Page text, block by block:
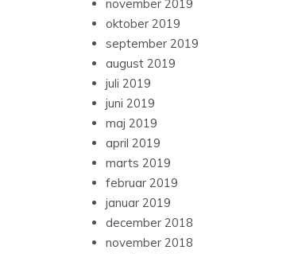
november 2019
oktober 2019
september 2019
august 2019
juli 2019
juni 2019
maj 2019
april 2019
marts 2019
februar 2019
januar 2019
december 2018
november 2018